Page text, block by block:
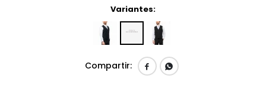
Variantes:
 